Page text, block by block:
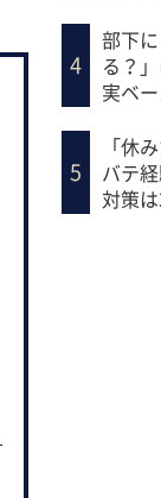
部下
る？
実ベ
「休
バテ
対策